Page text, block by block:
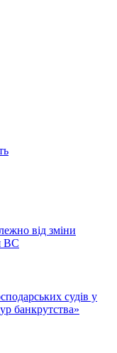
від зміни
ВС
судів у
банкрутства»